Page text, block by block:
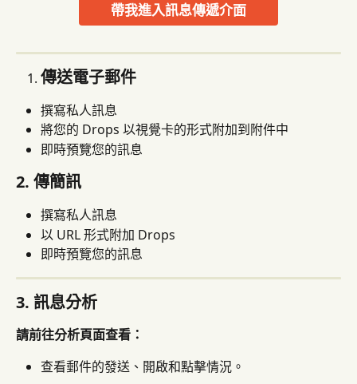
帶我進入訊息傳遞介面
傳送電子郵件
撰寫私人訊息
將您的 Drops 以視覺卡的形式附加到附件中
即時預覽您的訊息
2. 傳簡訊
撰寫私人訊息
以 URL 形式附加 Drops
即時預覽您的訊息
3. 訊息分析
請前往分析頁面查看：
查看郵件的發送、開啟和點擊情況。